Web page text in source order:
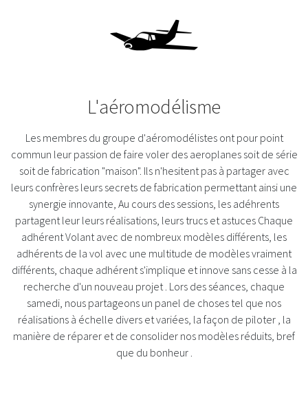
L'aéromodélisme
Les membres du groupe d'aéromodélistes ont pour point
commun leur passion de faire voler des aeroplanes soit de série
soit de fabrication "maison". Ils n'hesitent pas à partager avec
leurs confrères leurs secrets de fabrication permettant ainsi une
synergie innovante, Au cours des sessions, les adéhrents
partagent leur leurs réalisations, leurs trucs et astuces Chaque
adhérent Volant avec de nombreux modèles différents, les
adhérents de la vol avec une multitude de modèles vraiment
différents, chaque adhérent s'implique et innove sans cesse à la
recherche d'un nouveau projet . Lors des séances, chaque
samedi, nous partageons un panel de choses tel que nos
réalisations à échelle divers et variées, la façon de piloter , la
manière de réparer et de consolider nos modèles réduits, bref
que du bonheur .